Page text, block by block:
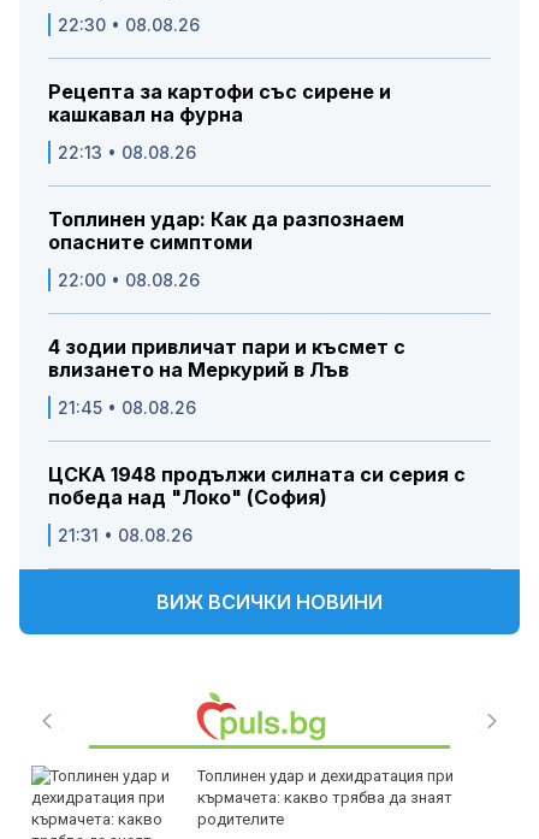
22:30 • 08.08.26
Рецепта за картофи със сирене и
кашкавал на фурна
22:13 • 08.08.26
Топлинен удар: Как да разпознаем
опасните симптоми
22:00 • 08.08.26
4 зодии привличат пари и късмет с
влизането на Меркурий в Лъв
21:45 • 08.08.26
ЦСКА 1948 продължи силната си серия с
победа над "Локо" (София)
21:31 • 08.08.26
ВИЖ ВСИЧКИ НОВИНИ
Топлинен удар и дехидратация при
кърмачета: какво трябва да знаят
родителите